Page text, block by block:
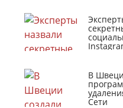
В
Сети